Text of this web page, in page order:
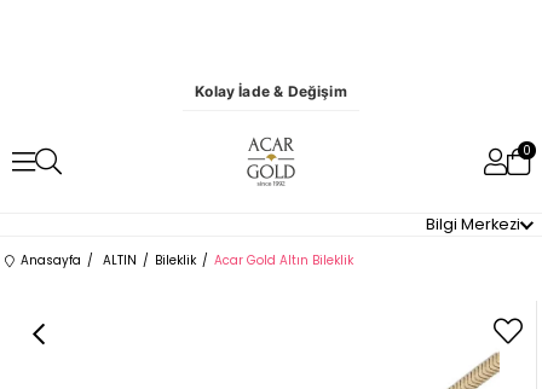
Kolay İade & Değişim
0
Bilgi Merkezi
Anasayfa ALTIN Bileklik Acar Gold Altın Bileklik